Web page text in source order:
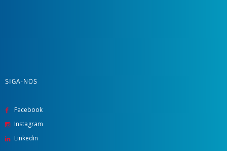
SIGA-NOS
Facebook
Instagram
Linkedin